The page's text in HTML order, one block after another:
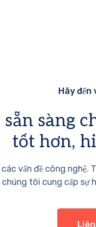
Hãy đến
sẵn sàng
tốt hơn,
vấn đề công nghệ.
chúng tôi cung cấp sự